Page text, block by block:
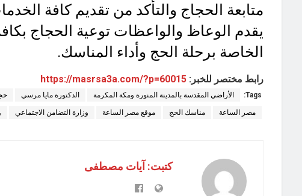
متابعة الحجاج والتأكد من تقديم كافة
يقدم الوعاظ والواعظات توعية الحجاج
الخاصة برحلة الحج وأداء المناسك.
رابط مختصر للخبر: https://masrsa3a.com/?p=60015
Tags: الأراضي المقدسة بالمدينة المنورة ومكة المكرمة الدكتورة مايا مرسي
مصر الساعة مناسك الحج موقع مصر الساعة وزارة التضامن الاجتماعي
كتبت: آيات مصطفى